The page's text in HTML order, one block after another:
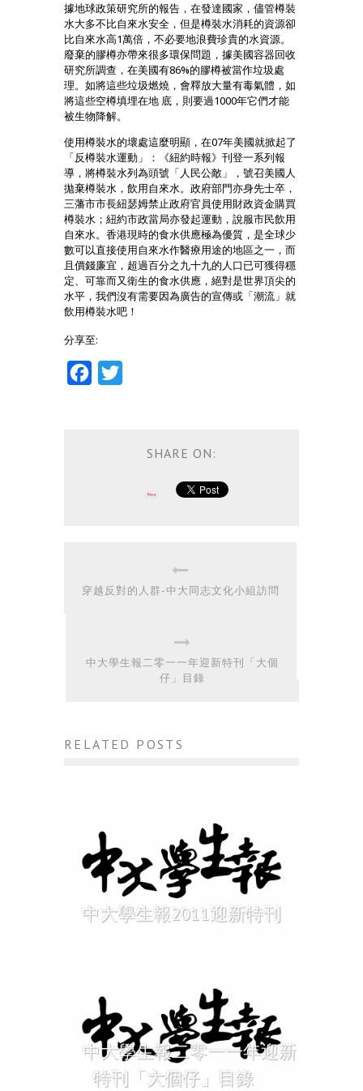
據地球政策研究所的報告，在發達國家，儘管樽裝
水大多不比自來水安全，但是樽裝水消耗的資源卻
比自來水高1萬倍，不必要地浪費珍貴的水資源。
廢棄的膠樽亦帶來很多環保問題，據美國容器回收
研究所調查，在美國有86%的膠樽被當作垃圾處
理。如將這些垃圾燃燒，會釋放大量有毒氣體，如
將這些空樽填埋在地 底，則要過1000年它們才能
被生物降解。
使用樽裝水的壞處這麼明顯，在07年美國就掀起了
「反樽裝水運動」：《紐約時報》刊登一系列報
導，將樽裝水列為頭號「人民公敵」，號召美國人
拋棄樽裝水，飲用自來水。政府部門亦身先士卒，
三藩市市長紐瑟姆禁止政府官員使用財政資金購買
樽裝水；紐約市政當局亦發起運動，說服市民飲用
自來水。香港現時的食水供應極為優質，是全球少
數可以直接使用自來水作醫療用途的地區之一，而
且價錢廉宜，超過百分之九十九的人口已可獲得穩
定、可靠而又衛生的食水供應，絕對是世界頂尖的
水平，我們沒有需要因為廣告的宣傳或「潮流」就
飲用樽裝水吧！
分享至:
Facebook
SHARE ON:
穿越反對的人群-中大同志文化小組訪問
中大學生報二零一一年迎新特刊「大個
仔」目錄
RELATED POSTS
中大學生報2011迎新特刊
中大學生報二零一一年迎新
特刊「大個仔」目錄